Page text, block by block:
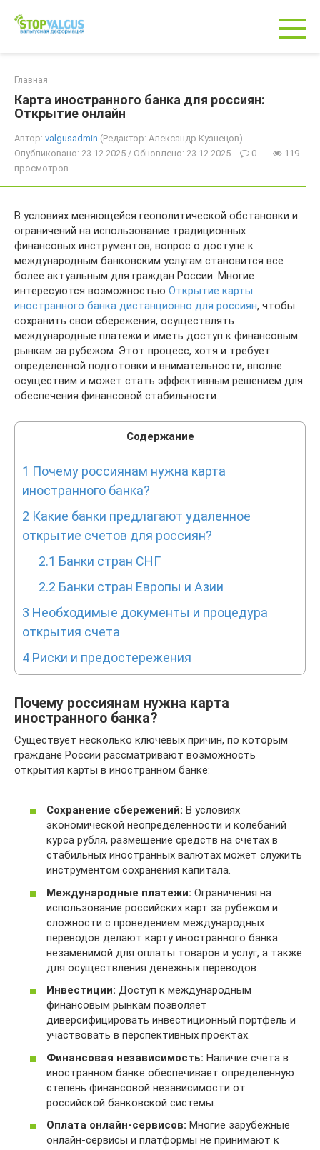
контенту
Главная
Карта иностранного банка для россиян:
Открытие онлайн
Автор: valgusadmin (Редактор: Александр Кузнецов)
Опубликовано: 23.12.2025 / Обновлено: 23.12.2025
0
119
просмотров
В условиях меняющейся геополитической обстановки и
ограничений на использование традиционных
финансовых инструментов, вопрос о доступе к
международным банковским услугам становится все
более актуальным для граждан России. Многие
интересуются возможностью Открытие карты
иностранного банка дистанционно для россиян, чтобы
сохранить свои сбережения, осуществлять
международные платежи и иметь доступ к финансовым
рынкам за рубежом. Этот процесс, хотя и требует
определенной подготовки и внимательности, вполне
осуществим и может стать эффективным решением для
обеспечения финансовой стабильности.
Содержание
1 Почему россиянам нужна карта
иностранного банка?
2 Какие банки предлагают удаленное
открытие счетов для россиян?
2.1 Банки стран СНГ
2.2 Банки стран Европы и Азии
3 Необходимые документы и процедура
открытия счета
4 Риски и предостережения
Почему россиянам нужна карта
иностранного банка?
Существует несколько ключевых причин, по которым
граждане России рассматривают возможность
открытия карты в иностранном банке:
Сохранение сбережений: В условиях
экономической неопределенности и колебаний
курса рубля, размещение средств на счетах в
стабильных иностранных валютах может служить
инструментом сохранения капитала.
Международные платежи: Ограничения на
использование российских карт за рубежом и
сложности с проведением международных
переводов делают карту иностранного банка
незаменимой для оплаты товаров и услуг, а также
для осуществления денежных переводов.
Инвестиции: Доступ к международным
финансовым рынкам позволяет
диверсифицировать инвестиционный портфель и
участвовать в перспективных проектах.
Финансовая независимость: Наличие счета в
иностранном банке обеспечивает определенную
степень финансовой независимости от
российской банковской системы.
Оплата онлайн-сервисов: Многие зарубежные
онлайн-сервисы и платформы не принимают к